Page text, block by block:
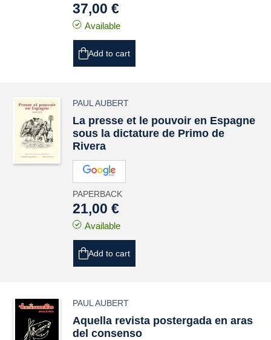
37,00 €
Available
Add to cart
PAUL AUBERT
La presse et le pouvoir en Espagne
sous la dictature de Primo de
Rivera
PAPERBACK
21,00 €
Available
Add to cart
PAUL AUBERT
Aquella revista postergada en aras
del consenso